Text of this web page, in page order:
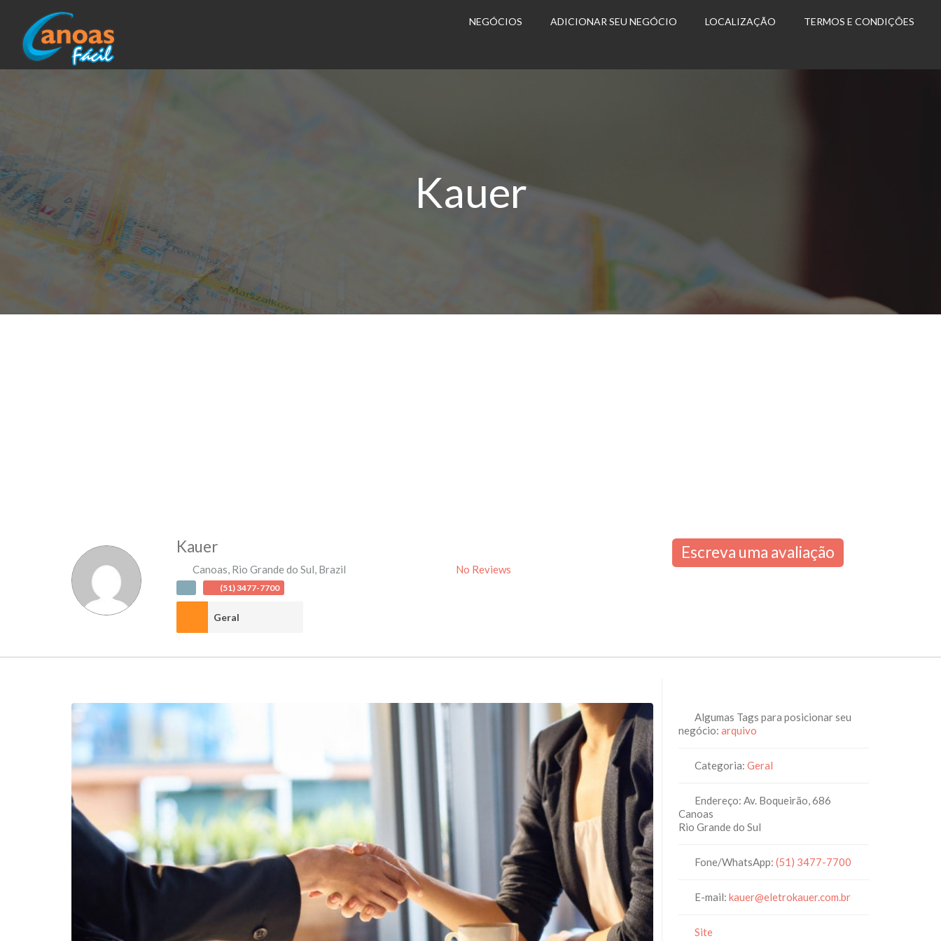
NEGÓCIOS ADICIONAR SEU NEGÓCIO LOCALIZAÇÃO TERMOS E CONDIÇÕES
Kauer
Kauer
Canoas, Rio Grande do Sul, Brazil No Reviews
(51) 3477-7700
Geral
Escreva uma avaliação
Algumas Tags para posicionar seu
negócio:arquivo
Categoria:Geral
Endereço:Av. Boqueirão, 686
Canoas
Rio Grande do Sul
Fone/WhatsApp:(51) 3477-7700
E-mail:kauer@eletrokauer.com.br
Site